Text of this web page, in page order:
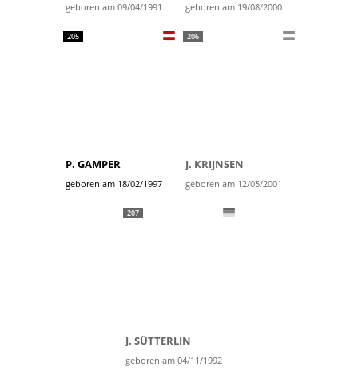
geboren am 09/04/1991 geboren am 19/08/2000
205
P. GAMPER
geboren am 18/02/1997
206
J. KRIJNSEN
geboren am 12/05/2001
207
J. SÜTTERLIN
geboren am 04/11/1992